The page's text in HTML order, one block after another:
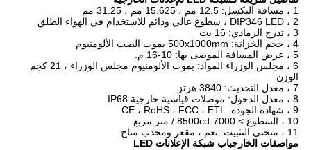
1 ، مسافة البكسل: 12.5 مم ، 15.625 مم ، 31.25 مم
2 ، DIP346 LED ، سطوع عالي ودائم للاستخدام في الهواء الطلق
3 ، تدرج الرمادي: 16 بت
4 ، حجم الخزانة: 500x1000mm يموت الصب الألومنيوم
5 ، عرض المسافة الموصى بها: 10-16 م.
6 ، مجلس الوزراء المواد: يموت الألومنيوم مجلس الوزراء ، 21 كجم
الوزن
7 ، معدل التحديث: 3840 هرتز
8 ، معدل الدخول: موصلات قياسية خارجية IP68
9 ، شهادة الجودة: CE ، RoHS ، FCC ، ETL
10 ، السطوع:> 7000-8500cd / متر مربع
11 ، منحنى التثبيت: نعم ، مقعر ومحدب متاح
مواصفات الخارجباب شبكة الإعلانات LED